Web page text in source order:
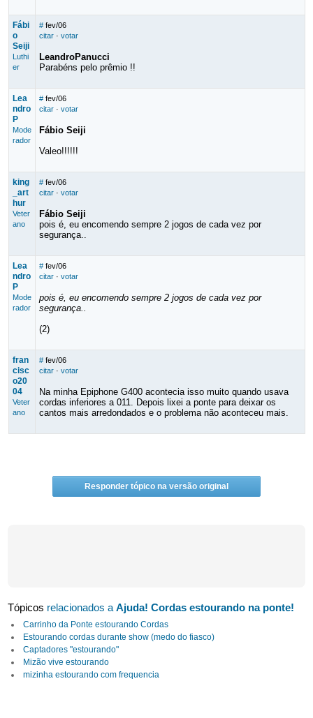
Fábi
o
Seiji
Luthi
er
# fev/06
citar· votar
LeandroPanucci
Parabéns pelo prêmio !!
Lea
ndro
P
Mode
rador
# fev/06
citar· votar
Fábio Seiji
Valeo!!!!!!
king
_art
hur
Veter
ano
# fev/06
citar· votar
Fábio Seiji
pois é, eu encomendo sempre 2 jogos de cada vez por
segurança..
Lea
ndro
P
Mode
rador
# fev/06
citar· votar
pois é, eu encomendo sempre 2 jogos de cada vez por
segurança..
(2)
fran
cisc
o20
04
Veter
ano
# fev/06
citar· votar
Na minha Epiphone G400 acontecia isso muito quando usava
cordas inferiores a 011. Depois lixei a ponte para deixar os
cantos mais arredondados e o problema não aconteceu mais.
Responder tópico na versão original
Tópicos relacionados aAjuda! Cordas estourando na ponte!
Carrinho da Ponte estourando Cordas
Estourando cordas durante show (medo do fiasco)
Captadores "estourando"
Mizão vive estourando
mizinha estourando com frequencia